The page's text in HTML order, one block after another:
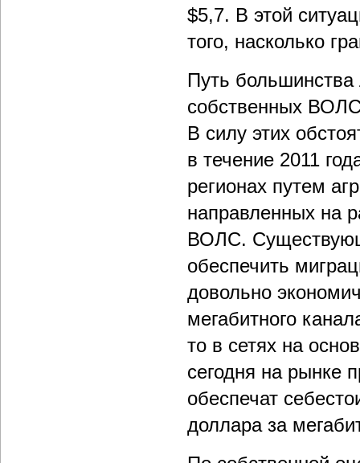
$5,7. В этой
того, насколько
Путь большинства
собственных
В силу этих
в течение 2011
регионах путем
направленных на
ВОЛС.
обеспечить
довольно
мегабитного
то в сетях на
сегодня на рынке
обеспечат
доллара за